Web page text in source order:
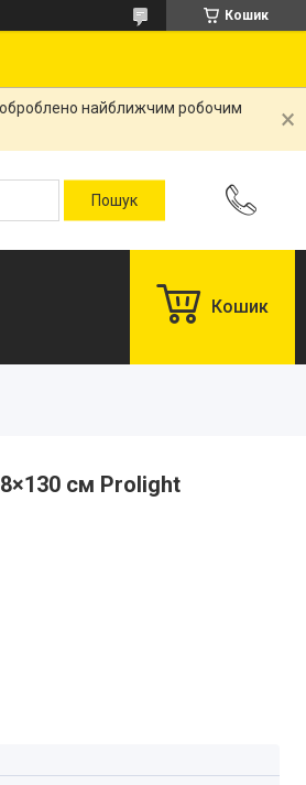
Кошик
оброблено найближчим робочим
Кошик
см Prolight